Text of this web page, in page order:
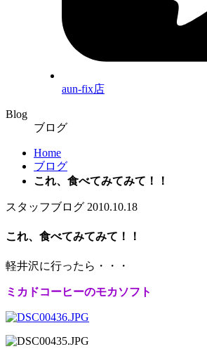
aun-fix店
Blog
ブログ
Home
ブログ
これ、食べてみてみて！！
スタッフブログ 2010.10.18
これ、食べてみてみて！！
軽井沢に行ったら・・・
ミカドコーヒーのモカソフト